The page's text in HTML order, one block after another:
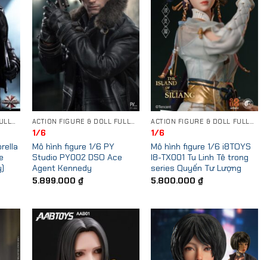
ACTION FIGURE & DOLL FULLSET ACTION FIGURE & DOLL FULLSET
1/6
Mô hình figure 1/6 PY
Studio PY002 DSO Ace
Agent Kennedy
5.899.000 ₫
ACTION FIGURE & DOLL FULLSET
1/6
Mô hình figure 1/6 i8TOYS
I8-TX001 Tu Linh Tê trong
series Quyến Tư Lượng
5.800.000₫
Add to
Wishlist
Add to
Wishlist